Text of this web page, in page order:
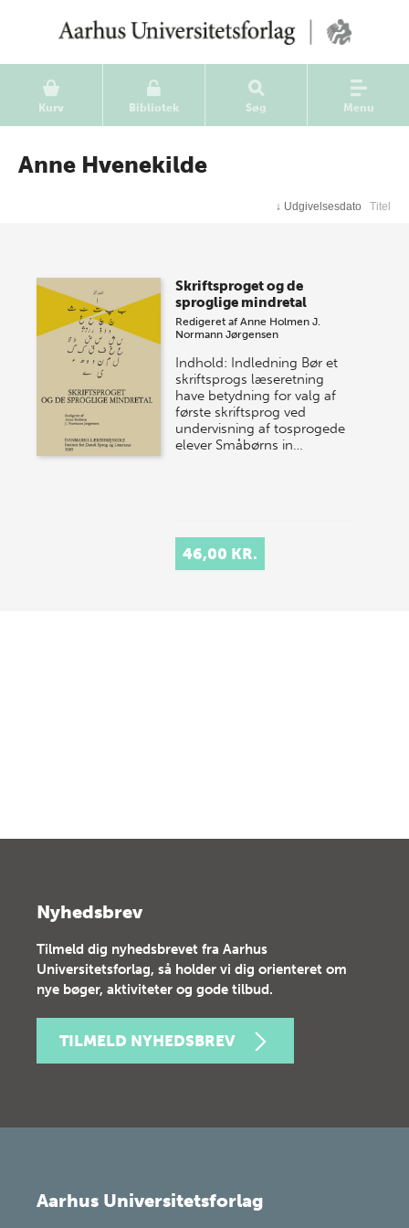
Kurv Bibliotek Søg Menu
Anne Hvenekilde
↓ Udgivelsesdato Titel
Skriftsproget og de
sproglige mindretal
Redigeret afAnne Holmen J.
Normann Jørgensen
Indhold: Indledning Bør et
skriftsprogs læseretning
have betydning for valg af
første skriftsprog ved
undervisning af tosprogede
elever Småbørns in…
46,00 KR.
Nyhedsbrev
Tilmeld dig nyhedsbrevet fra Aarhus
Universitetsforlag, så holder vi dig orienteret om
nye bøger, aktiviteter og gode tilbud.
TILMELD NYHEDSBREV
Aarhus Universitetsforlag